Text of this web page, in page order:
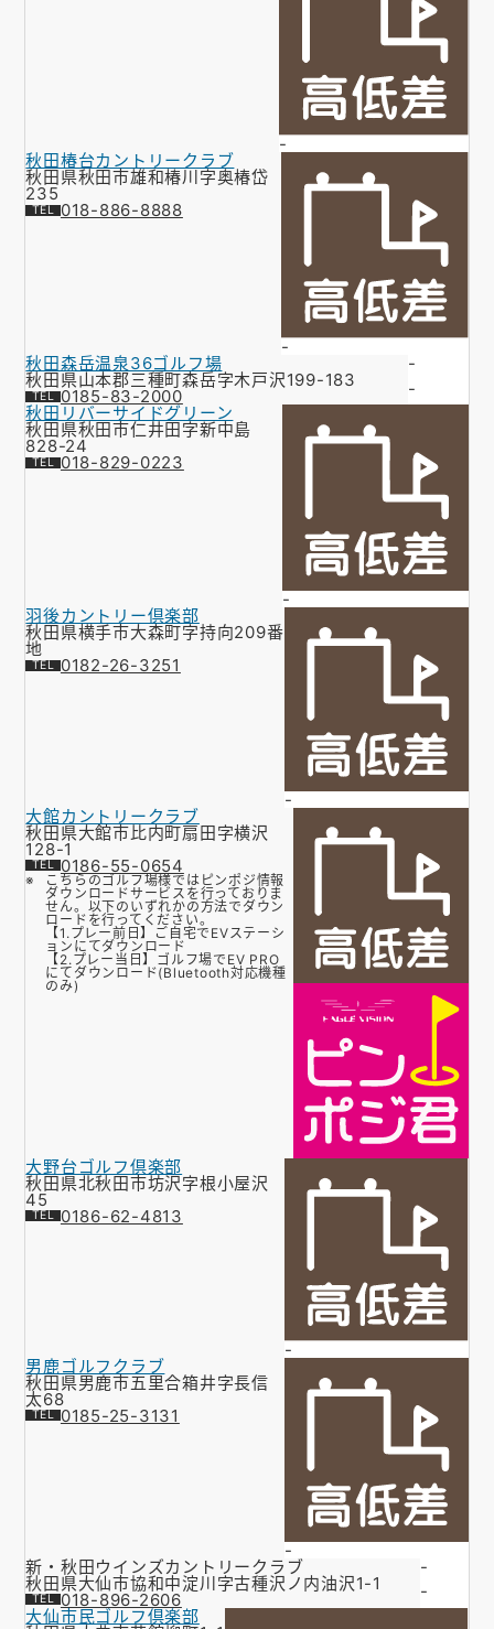
-
秋田椿台カントリークラブ
秋田県秋田市雄和椿川字奥椿岱
235
018-886-8888
-
秋田森岳温泉36ゴルフ場
秋田県山本郡三種町森岳字木戸沢199-183
0185-83-2000
-
-
秋田リバーサイドグリーン
秋田県秋田市仁井田字新中島
828-24
018-829-0223
-
羽後カントリー倶楽部
秋田県横手市大森町字持向209番
地
0182-26-3251
-
大館カントリークラブ
秋田県大館市比内町扇田字横沢
128-1
0186-55-0654
こちらのゴルフ場様ではピンポジ情報
ダウンロードサービスを行っておりま
せん。以下のいずれかの方法でダウン
ロードを行ってください。
【1.プレー前日】ご自宅でEVステーシ
ョンにてダウンロード
【2.プレー当日】ゴルフ場でEV PRO
にてダウンロード(Bluetooth対応機種
のみ)
大野台ゴルフ倶楽部
秋田県北秋田市坊沢字根小屋沢
45
0186-62-4813
-
男鹿ゴルフクラブ
秋田県男鹿市五里合箱井字長信
太68
0185-25-3131
-
新・秋田ウインズカントリークラブ
秋田県大仙市協和中淀川字古種沢ノ内油沢1-1
018-896-2606
-
-
大仙市民ゴルフ倶楽部